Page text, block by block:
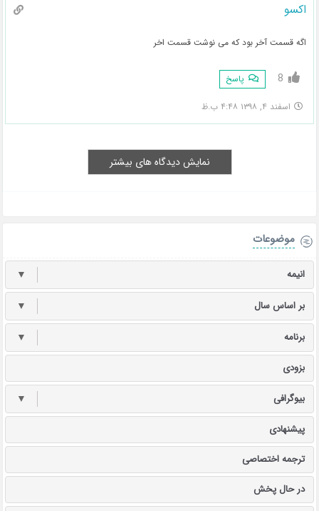
اکسو
اگه قسمت آخر بود که می نوشت قسمت اخر
8 پاسخ
اسفند ۴, ۱۳۹۸ ۴:۴۸ ب.ظ
نمایش دیدگاه های بیشتر
موضوعات
انیمه ▼
بر اساس سال ▼
برنامه ▼
بزودی
بیوگرافی ▼
پیشنهادی
ترجمه اختصاصی
در حال پخش